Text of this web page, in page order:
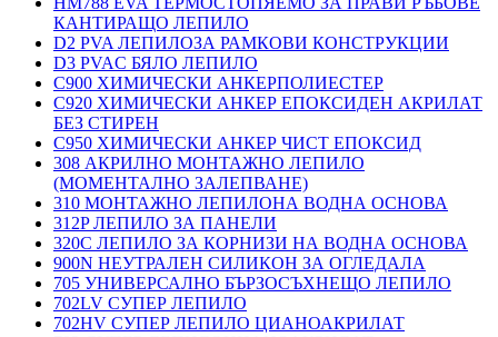
КАНТИРАЩО ЛЕПИЛО
D2 PVA ЛЕПИЛОЗА РАМКОВИ КОНСТРУКЦИИ
D3 PVAC БЯЛО ЛЕПИЛО
C900 ХИМИЧЕСКИ АНКЕРПОЛИЕСТЕP
C920 ХИМИЧЕСКИ АНКЕР ЕПОКСИДЕН АКРИЛАТ
БЕЗ СТИРЕН
C950 ХИМИЧЕСКИ АНКЕР ЧИСТ ЕПОКСИД
308 АКРИЛНО МОНТАЖНО ЛЕПИЛО
(МОМЕНТАЛНО ЗАЛЕПВАНЕ)
310 МОНТАЖНО ЛЕПИЛОНА ВОДНА ОСНОВА
312P ЛЕПИЛО ЗА ПАНЕЛИ
320C ЛЕПИЛО ЗА КОРНИЗИ НА ВОДНА ОСНОВА
900N НЕУТРАЛЕН СИЛИКОН ЗА ОГЛЕДАЛА
705 УНИВЕРСАЛНО БЪРЗОСЪХНЕЩО ЛЕПИЛО
702LV СУПЕР ЛЕПИЛО
702HV СУПЕР ЛЕПИЛО ЦИАНОАКРИЛАТ